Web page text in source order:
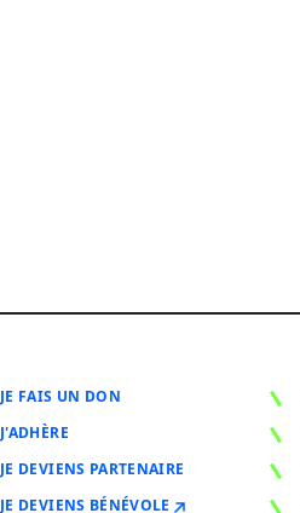
JE FAIS UN DON
J'ADHÈRE
JE DEVIENS PARTENAIRE
JE DEVIENS BÉNÉVOLE